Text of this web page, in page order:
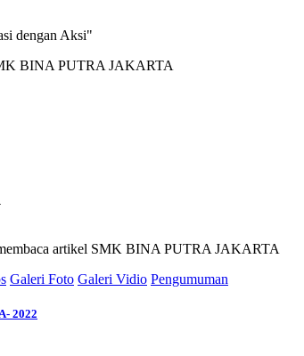
dengan Aksi"
BINA PUTRA JAKARTA
artikel SMK BINA PUTRA JAKARTA
Galeri Foto Galeri Vidio Pengumuman
2022